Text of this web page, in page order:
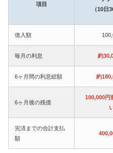
項目
（10日
借入額
毎月の利息 約
6ヶ月間の利息総額 約
6ヶ月後の残債
100,000円
完済までの合計支払
額